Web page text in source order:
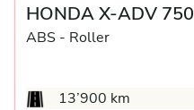
HONDA X-ADV 750
ABS - Roller
13’900 km